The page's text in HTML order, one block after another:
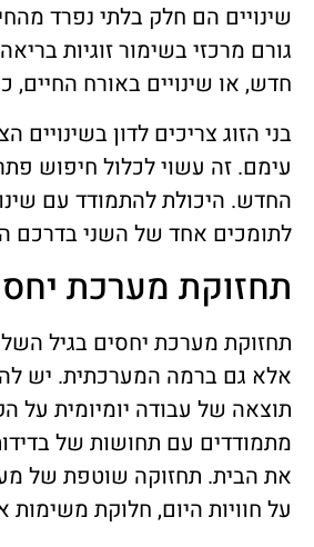
שינויים הם חלק בלתי נפרד
גורם מרכזי בשימור זוגיות
חדש, או שינויים באורח החיים,
בני הזוג צריכים לדון
עימם. זה עשוי לכלול חיפוש
החדש. היכולת להתמודד עם
לתומכים אחד של השני בדרכם
תחזוקת מערכת
תחזוקת מערכת יחסים בגיל
אלא גם ברמה המערכתית. יש
תוצאה של עבודה יומיומית על
מתמודדים עם תחושות של
את הבית. תחזוקה שוטפת של
על חוויות היום, חלוקת